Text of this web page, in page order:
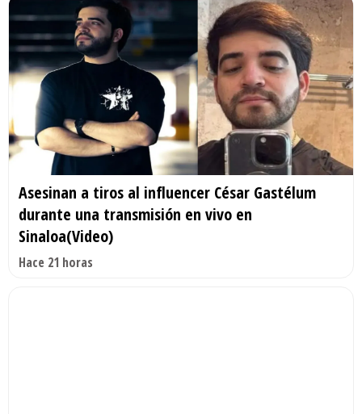
Asesinan a tiros al influencer César Gastélum
durante una transmisión en vivo en
Sinaloa(Video)
Hace 21 horas